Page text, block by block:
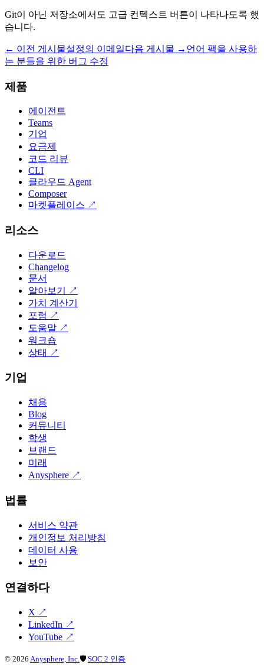
Git이 아닌 저장소에서도 고급 컨텍스트 버튼이 나타나도록 했
습니다.
← 이전 게시물설정의 이메일다음 게시물 → 언어 팩을 사용하
는 분들을 위한 버그 수정
제품
에이전트
Teams
기업
요금제
코드 리뷰
CLI
클라우드 Agent
Composer
마켓플레이스 ↗
리소스
다운로드
Changelog
문서
알아보기
↗
가치 계산기
포럼 ↗
도움말 ↗
워크숍
상태 ↗
기업
채용
Blog
커뮤니티
학생
브랜드
미래
Anysphere ↗
법률
서비스 약관
개인정보 처리방침
데이터 사용
보안
연결하다
X ↗
LinkedIn ↗
YouTube ↗
© 2026 Anysphere, Inc. 🛡 SOC 2 인증